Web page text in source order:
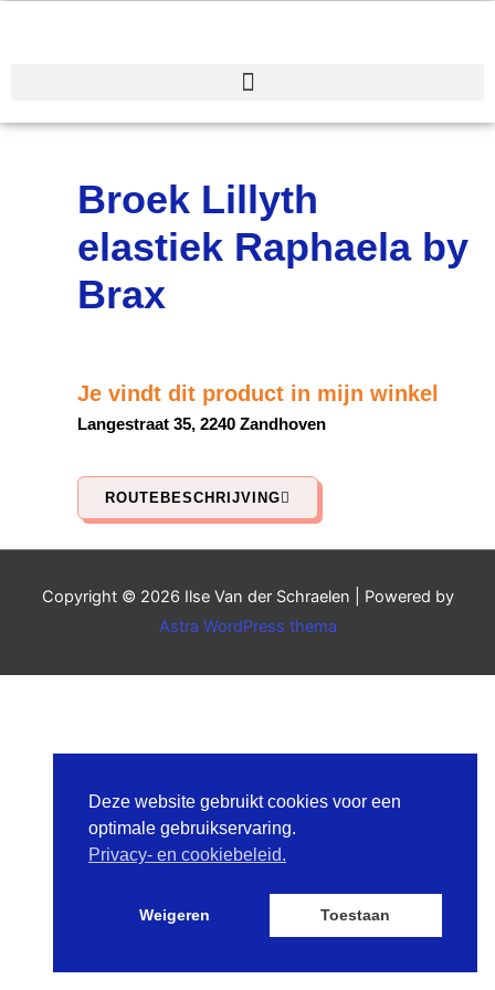
Broek Lillyth
elastiek Raphaela by
Brax
Je vindt dit product in mijn winkel
Langestraat 35, 2240 Zandhoven
ROUTEBESCHRIJVING
Copyright © 2026 Ilse Van der Schraelen | Powered by
Astra WordPress thema
Deze website gebruikt cookies voor een
optimale gebruikservaring.
Privacy- en cookiebeleid.
Weigeren Toestaan